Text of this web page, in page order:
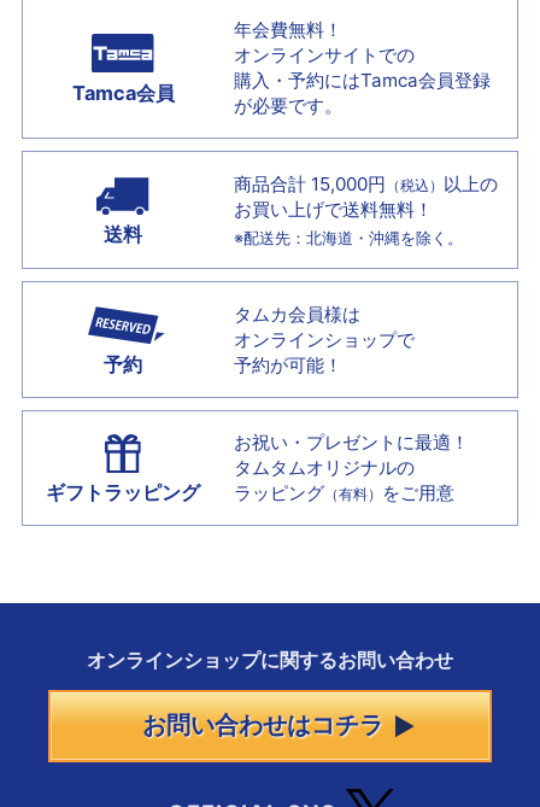
Tamca会員
年会費無料！
オンラインサイトでの
購入・予約にはTamca会員登録
が必要です。
送料
商品合計 15,000円 （税込） 以上の
お買い上げで送料無料！
※配送先：北海道・沖縄を除く。
予約
タムカ会員様は
オンラインショップで
予約が可能！
ギフトラッピング
お祝い・プレゼントに最適！
タムタムオリジナルの
ラッピング （有料） をご用意
オンラインショップに関するお問い合わせ
お問い合わせはコチラ